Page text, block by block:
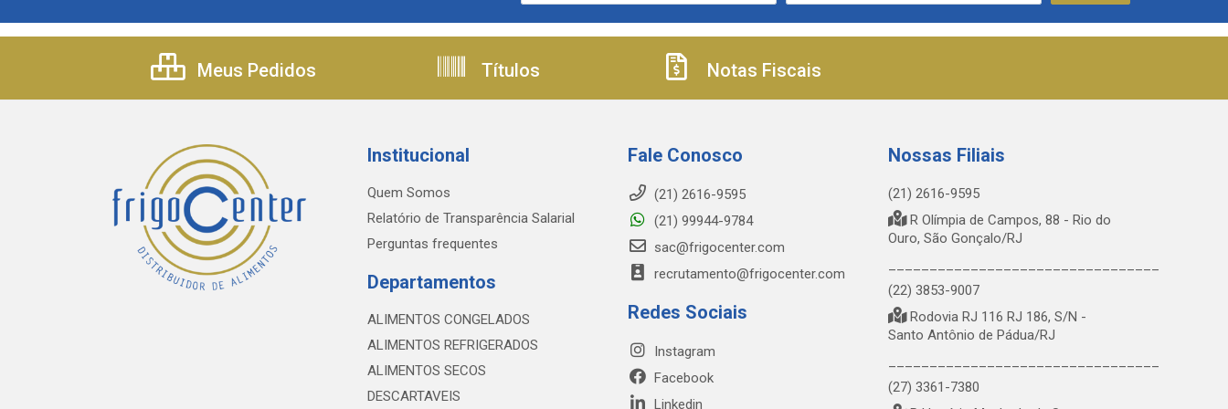
Meus Pedidos Títulos Notas Fiscais
Institucional
Quem Somos
Relatório de Transparência Salarial
Perguntas frequentes
Departamentos
ALIMENTOS CONGELADOS
ALIMENTOS REFRIGERADOS
ALIMENTOS SECOS
DESCARTAVEIS
Fale Conosco
(21) 2616-9595
(21) 99944-9784
sac@frigocenter.com
recrutamento@frigocenter.com
Redes Sociais
Instagram
Facebook
Linkedin
Nossas Filiais
(21) 2616-9595
R Olímpia de Campos, 88 - Rio do
Ouro, São Gonçalo/RJ
(22) 3853-9007
Rodovia RJ 116 RJ 186, S/N -
Santo Antônio de Pádua/RJ
(27) 3361-7380